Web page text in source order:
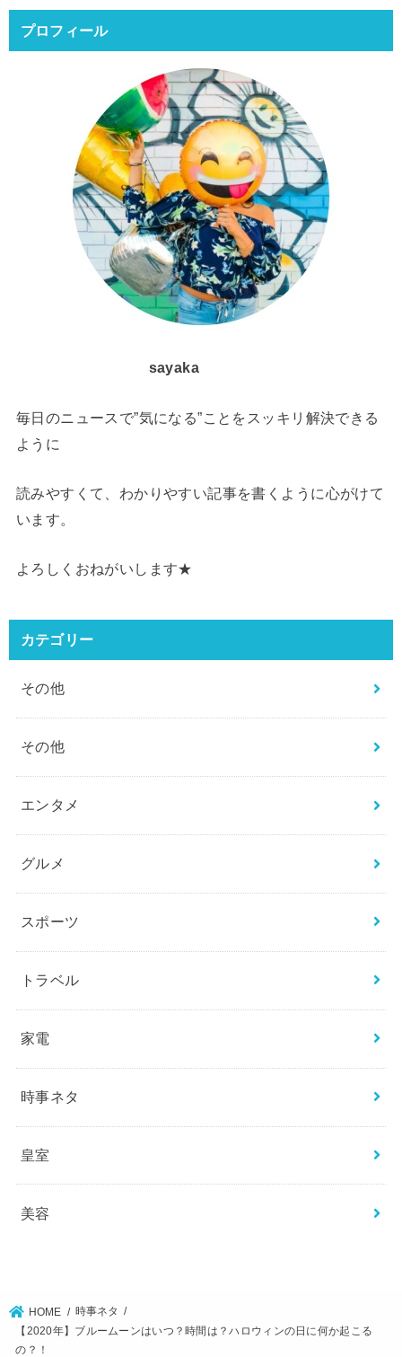
プロフィール
sayaka
毎日のニュースで”気になる”ことをスッキリ解決できる
ように
読みやすくて、わかりやすい記事を書くように心がけて
います。
よろしくおねがいします★
カテゴリー
その他
その他
エンタメ
グルメ
スポーツ
トラベル
家電
時事ネタ
皇室
美容
HOME
時事ネタ
【2020年】ブルームーンはいつ？時間は？ハロウィンの日に何か起こる
の？！